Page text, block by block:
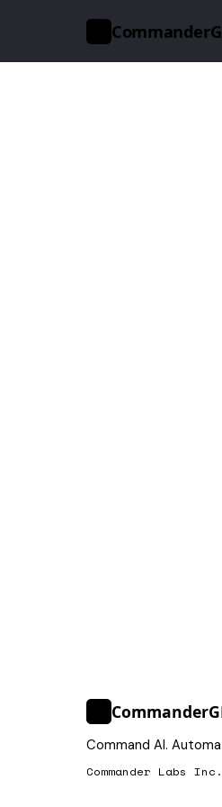
Command AI.
Commander Labs